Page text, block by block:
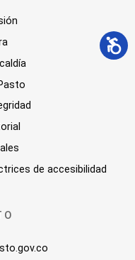
de accesibilidad